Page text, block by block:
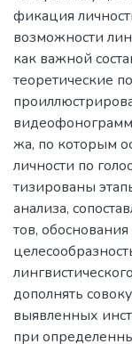
фикация
возможности
как важной
теоретические
жа, по которым
личности по
тизированы
анализа,
тов,
дополнять
выявленных
при